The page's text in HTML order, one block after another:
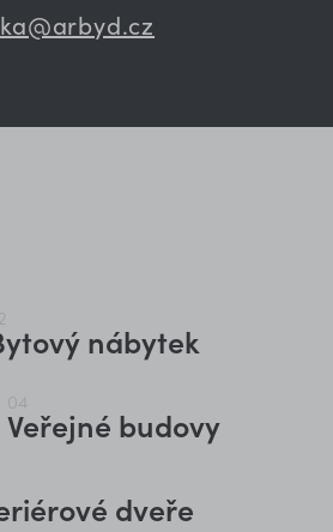
nábytek
04
Veřejné budovy
dveře